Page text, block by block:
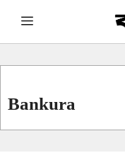
Skip Menu
Bankura